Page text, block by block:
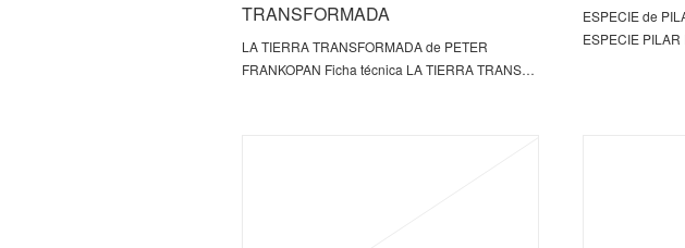
TRANSFORMADA
LA TIERRA TRANSFORMADA de PETER
FRANKOPAN Ficha técnica LA TIERRA TRANS…
ESPECIE de
ESPECIE